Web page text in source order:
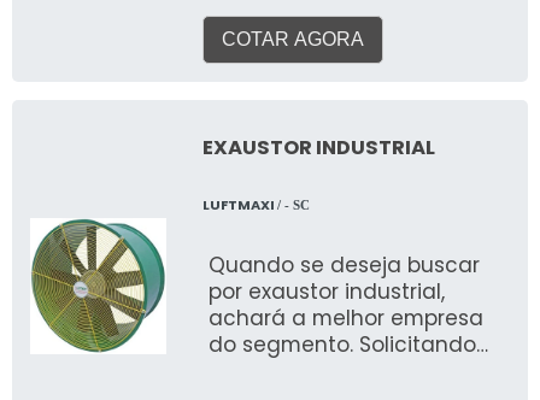
chama Soluções Industriais,
acaba descobrindo a maior
SOBRE O FUNCIONAMENTO DO
industrial para cozinha é um
importante componente do
Exaustão de uma indústria e
trabalha para realizar a
circulação do ar,
insuflamento e purificação
COTAR AGORA
EXAUSTOR INDUSTRIAL
LUFTMAXI / - SC
Quando se deseja buscar
por exaustor industrial,
achará a melhor empresa
do segmento. Solicitando